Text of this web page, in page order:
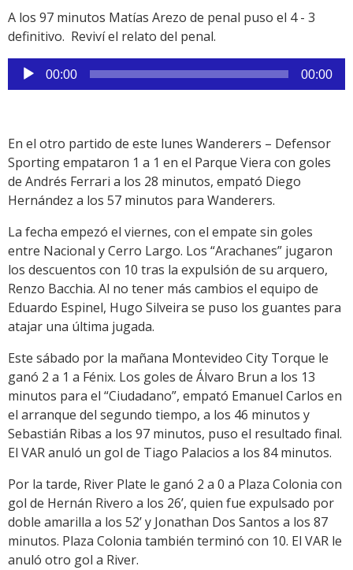
audio
A los 97 minutos Matías Arezo de penal puso el 4 - 3
definitivo. Reviví el relato del penal.
Reproductor
de
00:00 00:00
En el otro partido de este lunes Wanderers – Defensor
Sporting empataron 1 a 1 en el Parque Viera con goles
de Andrés Ferrari a los 28 minutos, empató Diego
Hernández a los 57 minutos para Wanderers.
La fecha empezó el viernes, con el empate sin goles
entre Nacional y Cerro Largo. Los “Arachanes” jugaron
los descuentos con 10 tras la expulsión de su arquero,
Renzo Bacchia. Al no tener más cambios el equipo de
Eduardo Espinel, Hugo Silveira se puso los guantes para
atajar una última jugada.
Este sábado por la mañana Montevideo City Torque le
ganó 2 a 1 a Fénix. Los goles de Álvaro Brun a los 13
minutos para el “Ciudadano”, empató Emanuel Carlos en
el arranque del segundo tiempo, a los 46 minutos y
Sebastián Ribas a los 97 minutos, puso el resultado final.
El VAR anuló un gol de Tiago Palacios a los 84 minutos.
Por la tarde, River Plate le ganó 2 a 0 a Plaza Colonia con
gol de Hernán Rivero a los 26’, quien fue expulsado por
doble amarilla a los 52’ y Jonathan Dos Santos a los 87
minutos. Plaza Colonia también terminó con 10. El VAR le
anuló otro gol a River.